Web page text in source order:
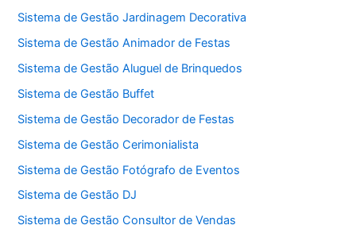
Sistema de Gestão Jardinagem Decorativa
Sistema de Gestão Animador de Festas
Sistema de Gestão Aluguel de Brinquedos
Sistema de Gestão Buffet
Sistema de Gestão Decorador de Festas
Sistema de Gestão Cerimonialista
Sistema de Gestão Fotógrafo de Eventos
Sistema de Gestão DJ
Sistema de Gestão Consultor de Vendas